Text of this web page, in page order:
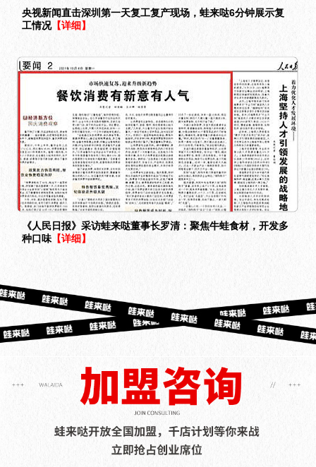
央视新闻直击深圳第一天复工复产现场，蛙来哒6分钟展示复
工情况【详细】
《人民日报》采访蛙来哒董事长罗清：聚焦牛蛙食材，开发多
种口味 【详细】